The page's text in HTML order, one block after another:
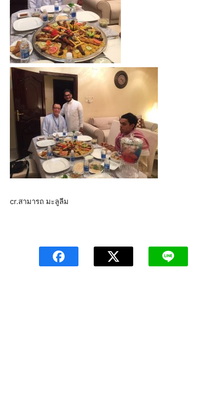
cr.สามารถ มะลูลีม